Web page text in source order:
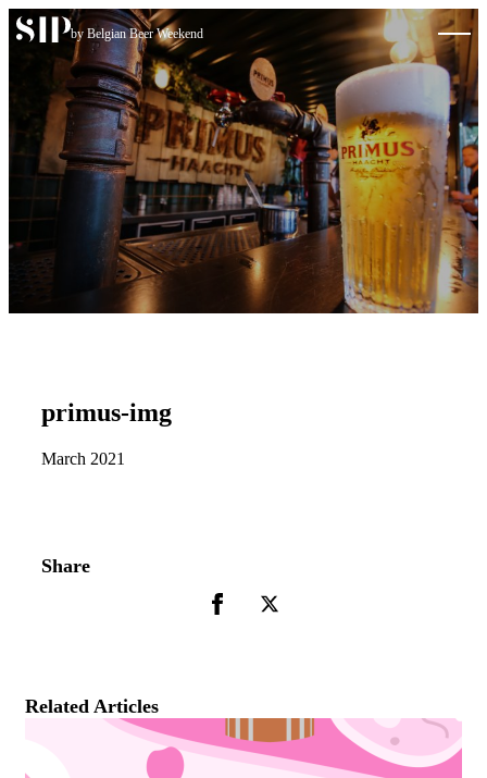
Skip to content
by Belgian Beer Weekend
primus-img
March 2021
Share
Related Articles